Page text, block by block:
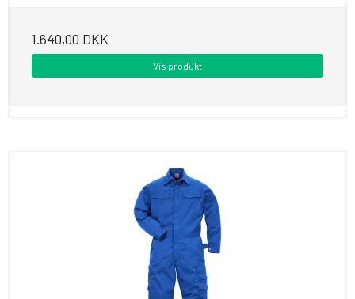
1.640,00 DKK
Vis produkt